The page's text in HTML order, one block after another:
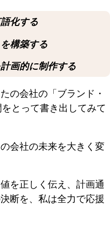
化する
構築する
画的に制作する
の会社の「ブランド・
とって書き出してみて
会社の未来を大きく変
を正しく伝え、計画通
断を、私は全力で応援